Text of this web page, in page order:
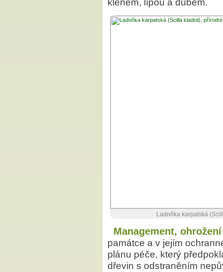
klenem, lípou a dubem.
Ladoňka karpatská (
Management, ohrožení
památce a v jejím
plánu péče, který
dřevin s odstraněním